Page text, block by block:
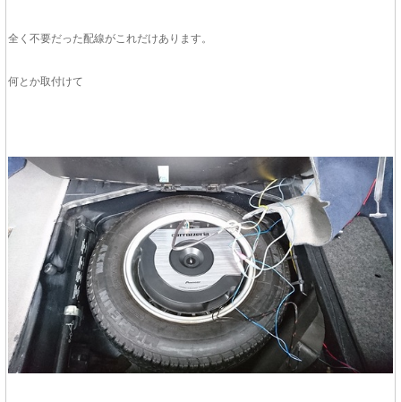
全く不要だった配線がこれだけあります。
何とか取付けて